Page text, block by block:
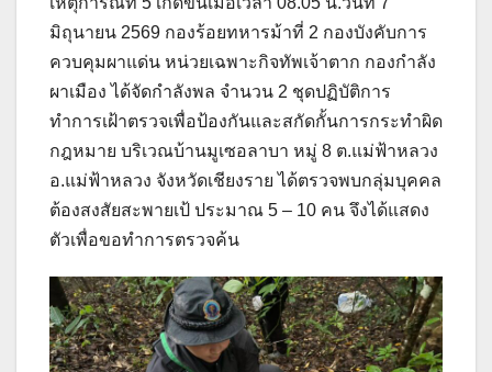
มิถุนายน 2569 กองร้อยทหารม้าที่ 2 กองบังคับการ
ควบคุมผาแด่น หน่วยเฉพาะกิจทัพเจ้าตาก กองกำลัง
ผาเมือง ได้จัดกำลังพล จำนวน 2 ชุดปฏิบัติการ
ทำการเฝ้าตรวจเพื่อป้องกันและสกัดกั้นการกระทำผิด
กฎหมาย บริเวณบ้านมูเซอลาบา หมู่ 8 ต.แม่ฟ้าหลวง
อ.แม่ฟ้าหลวง จังหวัดเชียงราย ได้ตรวจพบกลุ่มบุคคล
ต้องสงสัยสะพายเป้ ประมาณ 5 – 10 คน จึงได้แสดง
ตัวเพื่อขอทำการตรวจค้น